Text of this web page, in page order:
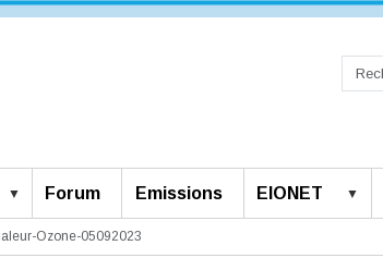
Forum Emissions EIONET
Ozone-05092023